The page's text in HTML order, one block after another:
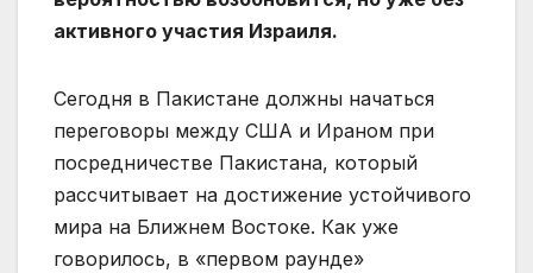
активного участия Израиля.
Сегодня в Пакистане должны начаться
переговоры между США и Ираном при
посредничестве Пакистана, который
рассчитывает на достижение устойчивого
мира на Ближнем Востоке. Как уже
говорилось, в «первом раунде»